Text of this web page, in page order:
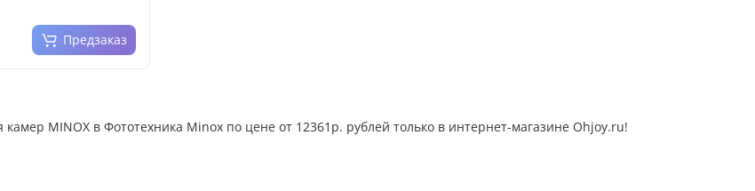
Предзаказ
камер MINOX в Фототехника Minox по цене от 12361р. рублей только в интернет-магазине Ohjoy.ru!